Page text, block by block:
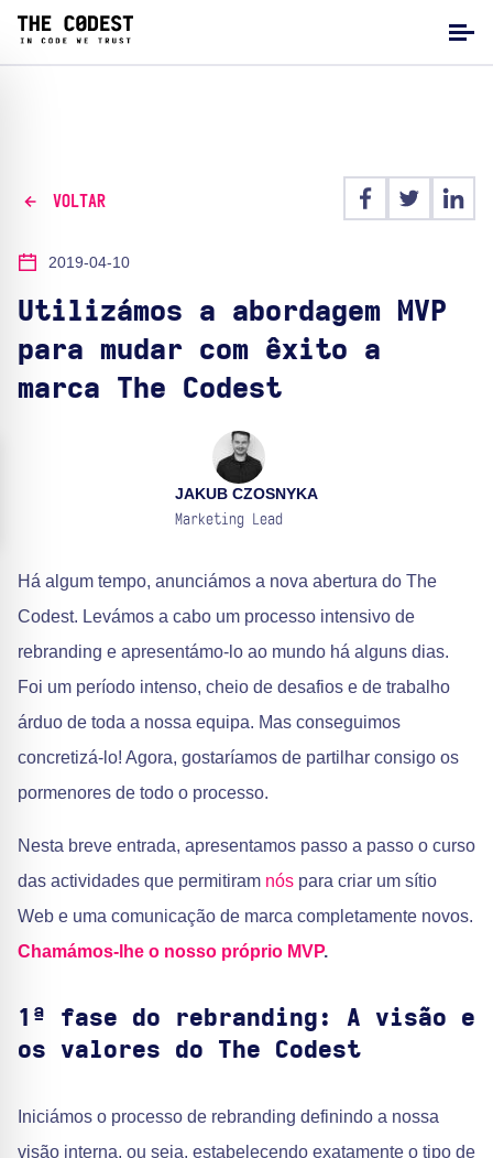
VOLTAR
2019-04-10
Utilizámos a abordagem MVP
para mudar com êxito a
marca The Codest
JAKUB CZOSNYKA
Marketing Lead
Há algum tempo, anunciámos a nova abertura do The
Codest. Levámos a cabo um processo intensivo de
rebranding e apresentámo-lo ao mundo há alguns dias.
Foi um período intenso, cheio de desafios e de trabalho
árduo de toda a nossa equipa. Mas conseguimos
concretizá-lo! Agora, gostaríamos de partilhar consigo os
pormenores de todo o processo.
Nesta breve entrada, apresentamos passo a passo o curso
das actividades que permitiram nós para criar um sítio
Web e uma comunicação de marca completamente novos.
Chamámos-lhe o nosso próprio MVP.
1ª fase do rebranding: A visão e
os valores do The Codest
Iniciámos o processo de rebranding definindo a nossa
visão interna, ou seja, estabelecendo exatamente o tipo de